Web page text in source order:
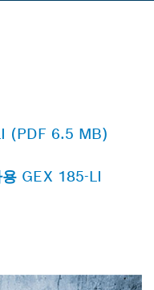
(PDF 6.5 MB)
GEX 185-LI